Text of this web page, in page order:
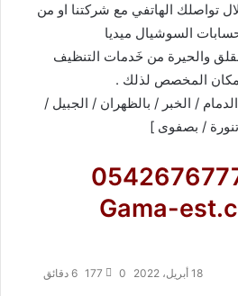
تواصلك الهاتفي مع شركتنا او من
السوشيال ميديا
والحيرة من خَدمات التنظيف
المخصص لذلك .
/ الخبر / بالظهران / الجبيل /
/ بصفوى ]
Gama-
18 أبريل، 2022 0
177 6 دقائق